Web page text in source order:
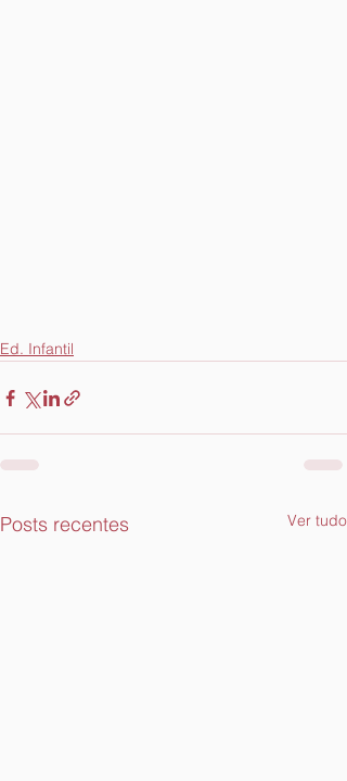
Ed. Infantil
Posts recentes Ver tudo